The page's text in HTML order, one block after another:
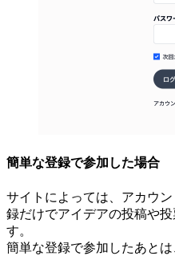
簡単な登録で参加した場合
サイトによっては、アカウ
録だけでアイデアの投稿や
す。
簡単な登録で参加したあと